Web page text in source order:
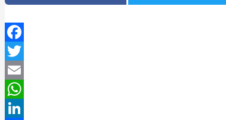
Facebook
Twitter
Email
WhatsApp